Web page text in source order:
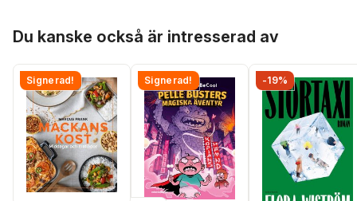
Du kanske också är intresserad av
Signerad! Signerad! -19%